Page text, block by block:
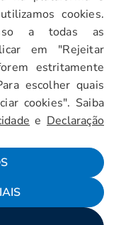
cookies.
a todas as
em "Rejeitar
estritamente
escolher quais
cookies". Saiba
e Declaração